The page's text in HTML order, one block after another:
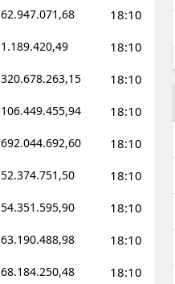
62.947.071,68 18:10
1.189.420,49 18:10
320.678.263,15 18:10
106.449.455,94 18:10
692.044.692,60 18:10
52.374.751,50 18:10
54.351.595,90 18:10
63.190.488,98 18:10
68.184.250,48 18:10